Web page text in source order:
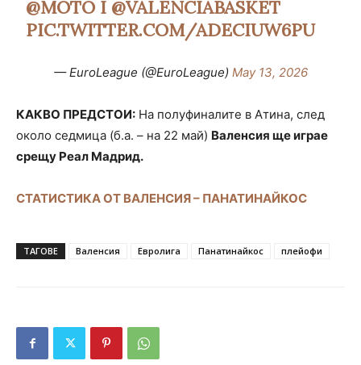
@MOTO I @VALENCIABASKET
PIC.TWITTER.COM/ADECIUW6PU
— EuroLeague (@EuroLeague) May 13, 2026
КАКВО ПРЕДСТОИ: На полуфиналите в Атина, след
около седмица (б.а. – на 22 май) Валенсия ще играе
срещу Реал Мадрид.
СТАТИСТИКА ОТ ВАЛЕНСИЯ – ПАНАТИНАЙКОС
ТАГОВЕ Валенсия Евролига Панатинайкос плейофи